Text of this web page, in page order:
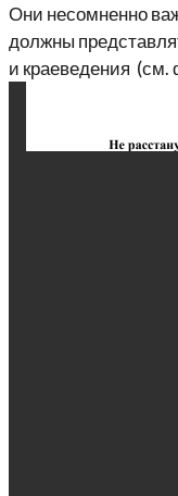
Они несомненно
должны
и краеведения